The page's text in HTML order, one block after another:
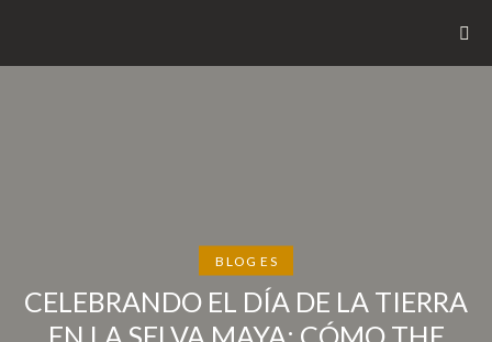
BLOG ES
CELEBRANDO EL DÍA DE LA TIERRA
EN LA SELVA MAYA: CÓMO THE